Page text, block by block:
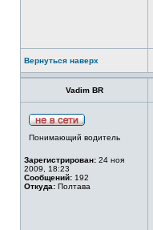
Вернуться наверх
Vadim BR
Понимающий водитель
Зарегистрирован: 24 ноя
2009, 18:23
Сообщений: 192
Откуда: Полтава